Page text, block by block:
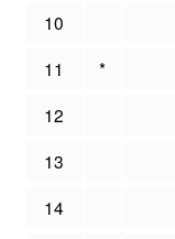
10
11
*
12
13
14